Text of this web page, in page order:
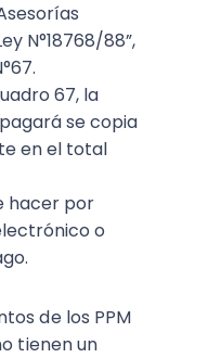
N°18768/88”,
67, la
se copia
en el total
hacer por
o
de los PPM
tienen un